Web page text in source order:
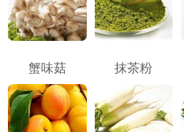
蟹味菇 抹茶粉